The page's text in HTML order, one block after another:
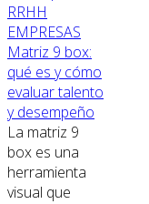
RRHH
EMPRESAS
Matriz 9 box:
qué es y cómo
evaluar talento
y desempeño
La matriz 9
box es una
herramienta
visual que